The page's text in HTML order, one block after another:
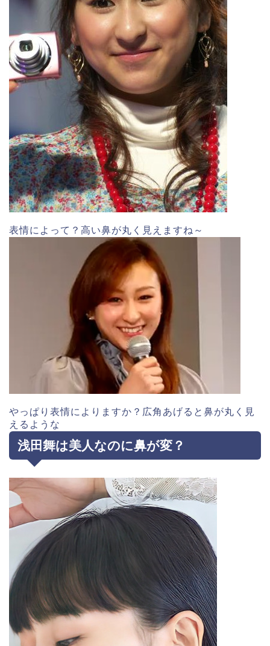
表情によって？高い鼻が丸く見えますね～
やっぱり表情によりますか？広角あげると鼻が丸く見
えるような
浅田舞は美人なのに鼻が変？